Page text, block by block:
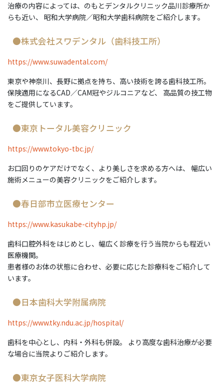
治療の内容によっては、のもとデンタルクリニック品川診療所か
らも近い、 昭和大学病院／昭和大学歯科病院をご紹介します。
●株式会社スワデンタル（歯科技工所）
https://www.suwadental.com/
東京や神奈川、長野に拠点を持ち、高い技術を誇る歯科技工所。
保険適用になるCAD／CAM冠やジルコニアなど、 高品質の技工物
をご提供しています。
●東京トータル美容クリニック
https://www.tokyo-tbc.jp/
お口回りのケアだけでなく、より美しさを求める方へは、 幅広い
施術メニューの美容クリニックをご紹介します。
●春日部市立医療センター
https://www.kasukabe-cityhp.jp/
歯科口腔外科をはじめとし、幅広く診療を行う当院からも程近い
医療機関。
患者様のお体の状態に合わせ、必要に応じた診療科をご紹介して
います。
●日本歯科大学附属病院
https://www.tky.ndu.ac.jp/hospital/
歯科を中心とし、内科・外科も併設。 より高度な歯科治療が必要
な場合に当院よりご紹介します。
●東京女子医科大学病院